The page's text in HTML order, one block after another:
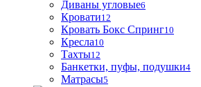
Диваны угловые6
Кровати12
Кровать Бокс Спринг10
Кресла10
Тахты12
Банкетки, пуфы, подушки4
Матрасы5